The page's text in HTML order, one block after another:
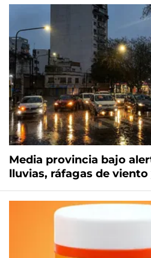
Media provincia bajo
lluvias, ráfagas de